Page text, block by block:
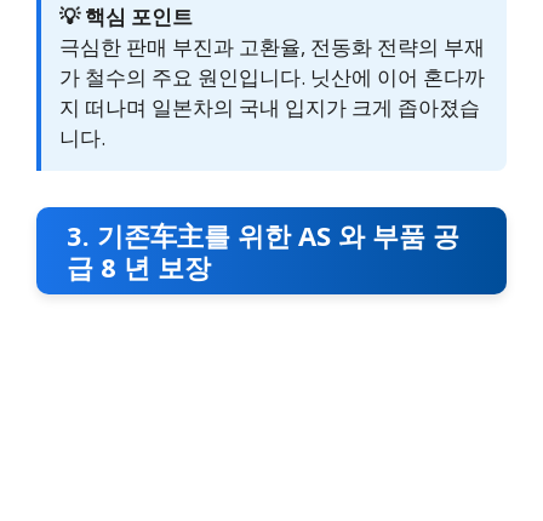
💡 핵심 포인트
극심한 판매 부진과 고환율, 전동화 전략의 부재
가 철수의 주요 원인입니다. 닛산에 이어 혼다까
지 떠나며 일본차의 국내 입지가 크게 좁아졌습
니다.
3. 기존车主를 위한 AS 와 부품 공
급 8 년 보장